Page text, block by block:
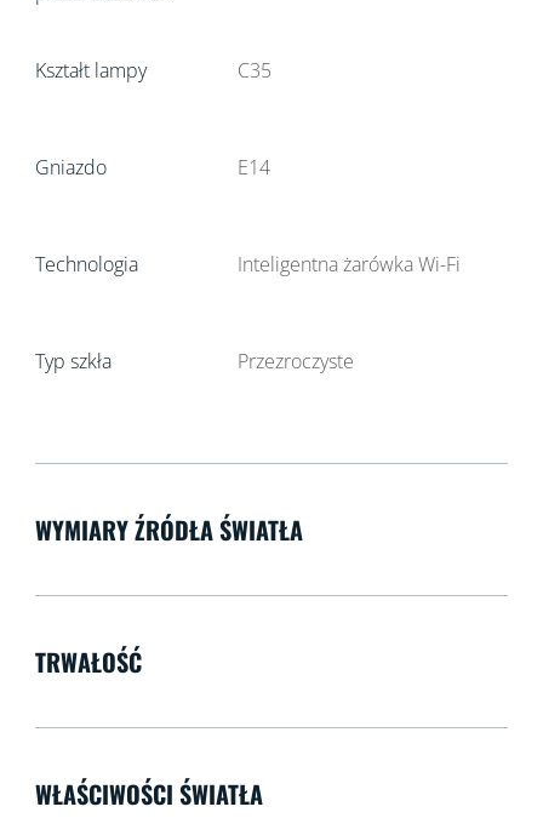
Kształt lampy C35
Gniazdo E14
Technologia Inteligentna żarówka Wi-Fi
Typ szkła Przezroczyste
WYMIARY ŹRÓDŁA ŚWIATŁA
TRWAŁOŚĆ
WŁAŚCIWOŚCI ŚWIATŁA